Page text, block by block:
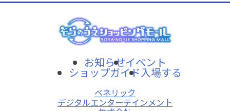
お知らせイベント
ショップガイド入場する
ベネリック
デジタルエンターテインメント